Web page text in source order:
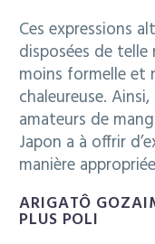
Ces expressions
disposées de
moins formelle et
chaleureuse.
amateurs de
Japon a à offrir
manière
ARIGATÔ
PLUS POLI